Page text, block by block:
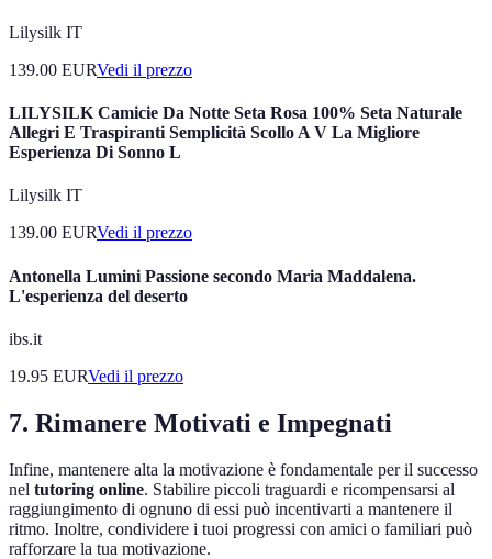
Lilysilk IT
139.00 EURVedi il prezzo
LILYSILK Camicie Da Notte Seta Rosa 100% Seta Naturale
Allegri E Traspiranti Semplicità Scollo A V La Migliore
Esperienza Di Sonno L
Lilysilk IT
139.00 EURVedi il prezzo
Antonella Lumini Passione secondo Maria Maddalena.
L'esperienza del deserto
ibs.it
19.95 EURVedi il prezzo
7. Rimanere Motivati e Impegnati
Infine, mantenere alta la motivazione è fondamentale per il successo
nel tutoring online. Stabilire piccoli traguardi e ricompensarsi al
raggiungimento di ognuno di essi può incentivarti a mantenere il
ritmo. Inoltre, condividere i tuoi progressi con amici o familiari può
rafforzare la tua motivazione.